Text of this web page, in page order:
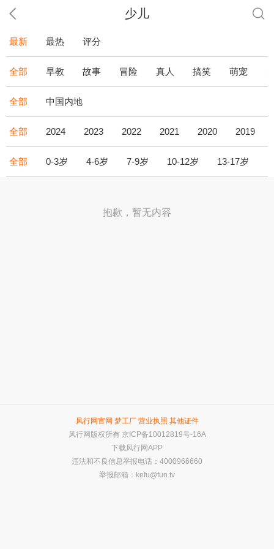
少儿
最新 最热 评分
全部 早教 故事 冒险 真人 搞笑 萌宠
全部 中国内地
全部 2024 2023 2022 2021 2020 2019
全部 0-3岁 4-6岁 7-9岁 10-12岁 13-17岁
抱歉，暂无内容
风行网官网 梦工厂 营业执照 其他证件
风行网版权所有 京ICP备10012819号-16A
下载风行网APP
违法和不良信息举报电话：4000966660
举报邮箱： kefu@fun.tv